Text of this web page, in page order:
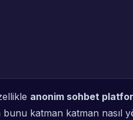
anonim sohbet
katman katman nasıl